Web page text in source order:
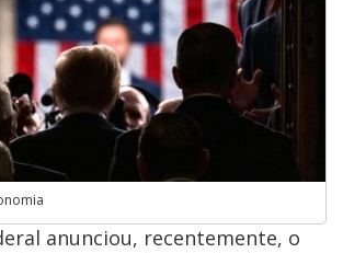
anunciou, recentemente, o